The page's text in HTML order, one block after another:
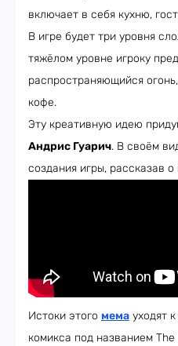
включает в себя кухню,
В игре будет три уровня
тяжёлом уровне игроку
распространяющийся
кофе.
Эту креативную идею
Андрис Гуарич. В своём
создания игры, рассказав
Истоки этого мема уходят
комикса под названием The